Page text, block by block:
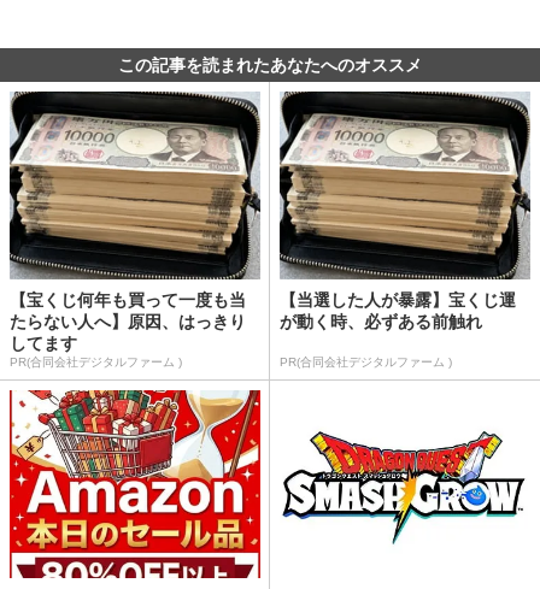
この記事を読まれたあなたへのオススメ
【宝くじ何年も買って一度も当
たらない人へ】原因、はっきり
してます
PR(合同会社デジタルファーム )
【当選した人が暴露】宝くじ運
が動く時、必ずある前触れ
PR(合同会社デジタルファーム )